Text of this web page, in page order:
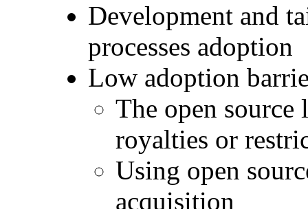
Development and
processes adoption
Low adoption
The open
royalties or
Using open
acquisition